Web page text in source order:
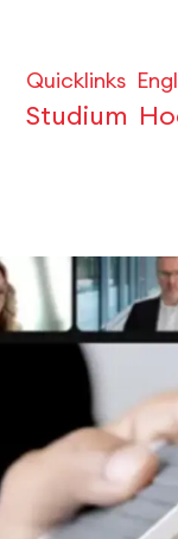
Quicklinks
Studium